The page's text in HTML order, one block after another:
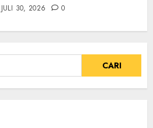
JULI 30, 2026 0